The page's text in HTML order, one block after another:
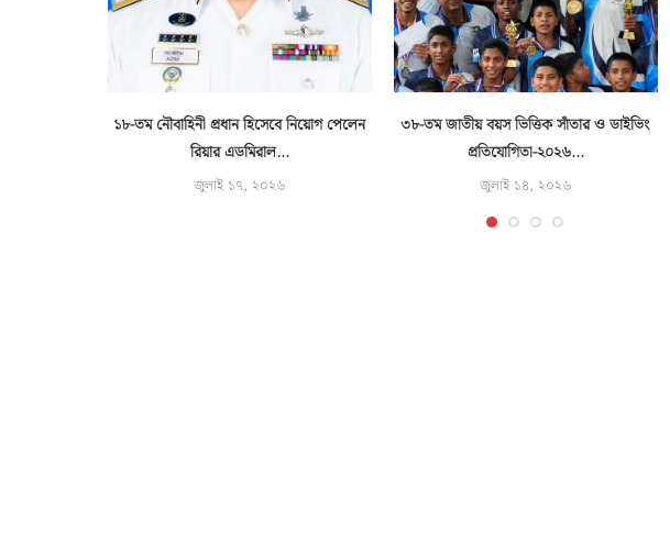
১৮-তম নৌবাহিনী প্রধান হিসেবে নিয়োগ পেলেন
রিয়ার এডমিরাল...
জুলাই ১৭, ২০২৬
৩৮-তম জাতীয় বয়স ভিত্তিক সাঁতার ও ডাইভিং
প্রতিযোগিতা-২০২৬...
জুলাই ১৪, ২০২৬